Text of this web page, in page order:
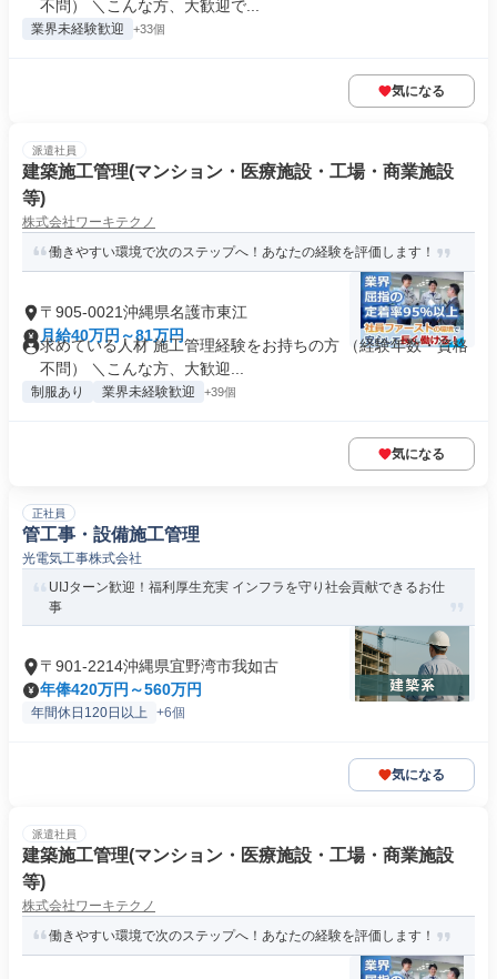
不問） ＼こんな方、大歓迎で...
業界未経験歓迎 +33個
気になる
派遣社員
建築施工管理(マンション・医療施設・工場・商業施設
等)
株式会社ワーキテクノ
働きやすい環境で次のステップへ！あなたの経験を評価します！
〒905-0021沖縄県名護市東江
月給40万円～81万円
求めている人材 施工管理経験をお持ちの方 （経験年数・資格
不問） ＼こんな方、大歓迎...
制服あり 業界未経験歓迎 +39個
気になる
正社員
管工事・設備施工管理
光電気工事株式会社
UIJターン歓迎！福利厚生充実 インフラを守り社会貢献できるお仕
事
〒901-2214沖縄県宜野湾市我如古
年俸420万円～560万円
年間休日120日以上 +6個
気になる
派遣社員
建築施工管理(マンション・医療施設・工場・商業施設
等)
株式会社ワーキテクノ
働きやすい環境で次のステップへ！あなたの経験を評価します！